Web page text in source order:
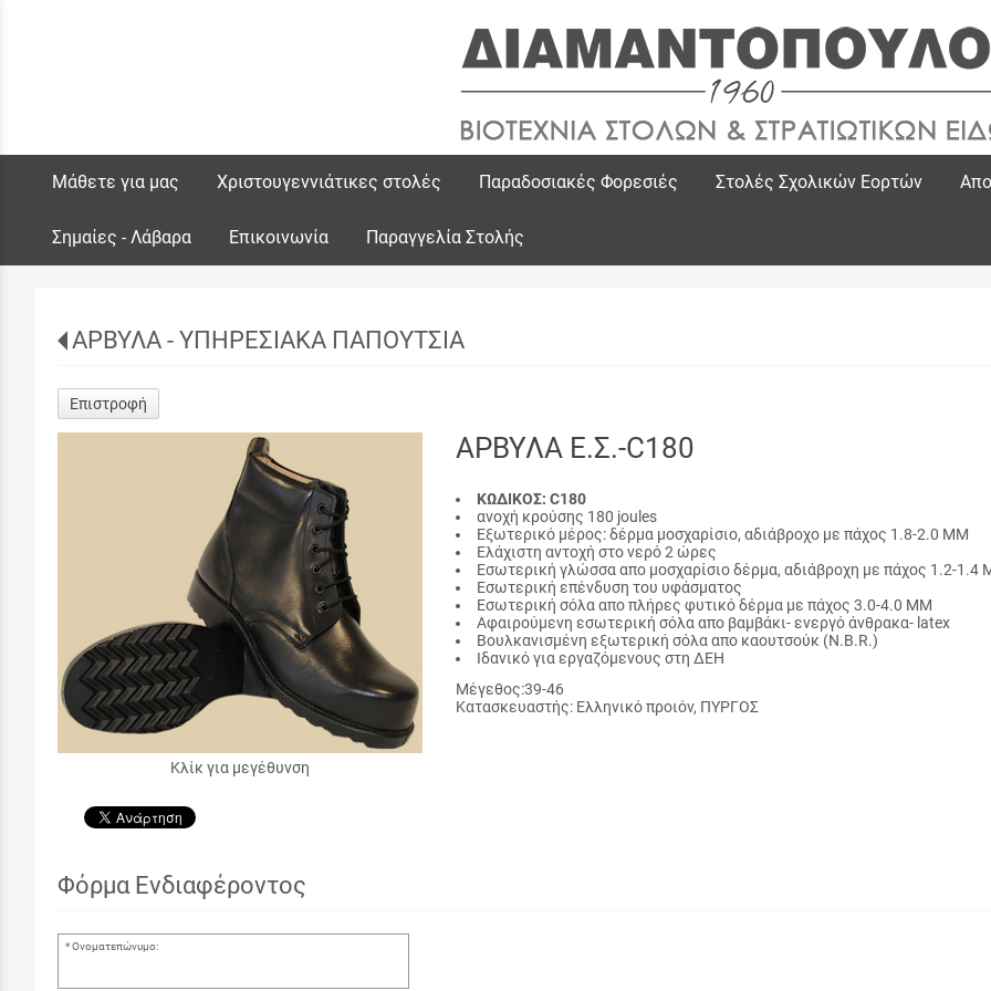
Μάθετε για μας Χριστουγεννιάτικες στολές Παραδοσιακές Φορεσιές Στολές Σχολικών Εορτών
Σημαίες - Λάβαρα Επικοινωνία Παραγγελία Στολής
ΑΡΒΥΛΑ - ΥΠΗΡΕΣΙΑΚΑ ΠΑΠΟΥΤΣΙΑ
Επιστροφή
Κλίκ για μεγέθυνση
ΑΡΒΥΛΑ Ε.Σ.-C180
ΚΩΔΙΚΟΣ: C180
ανοχή κρούσης 180 joules
Εξωτερικό μέρος: δέρμα μοσχαρίσιο, αδιάβροχο με πάχος 1.8-2.0 ΜΜ
Ελάχιστη αντοχή στο νερό 2 ώρες
Εσωτερική γλώσσα απο μοσχαρίσιο δέρμα, αδιάβροχη με πάχος 1.2-1.4
Εσωτερική επένδυση του υφάσματος
Εσωτερική σόλα απο πλήρες φυτικό δέρμα με πάχος 3.0-4.0 ΜΜ
Αφαιρούμενη εσωτερική σόλα απο βαμβάκι- ενεργό άνθρακα- latex
Βουλκανισμένη εξωτερική σόλα απο καουτσούκ (N.B.R.)
Ιδανικό για εργαζόμενους στη ΔΕΗ
Μέγεθος:39-46
Κατασκευαστής: Ελληνικό προιόν, ΠΥΡΓΟΣ
Φόρμα Ενδιαφέροντος
Ονοματεπώνυμο: